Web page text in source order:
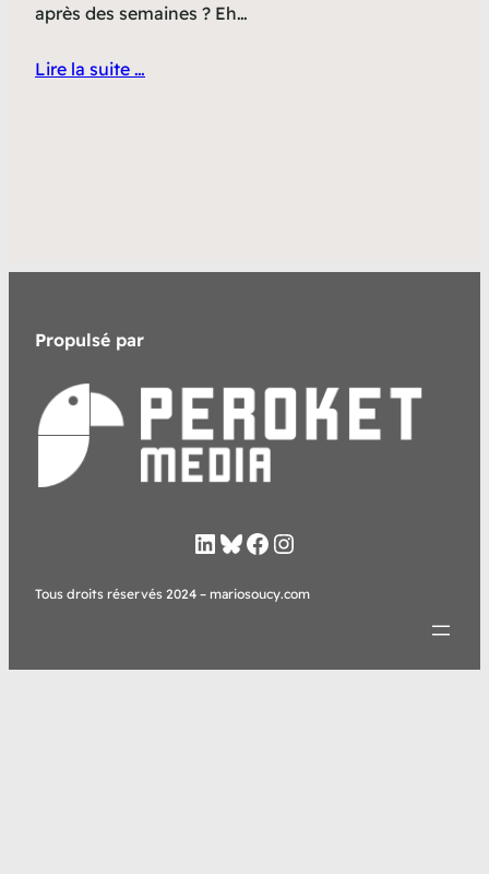
après des semaines ? Eh…
Lire la suite …
Propulsé par
LinkedIn Bluesky Facebook Instagram
Tous droits réservés 2024 – mariosoucy.com